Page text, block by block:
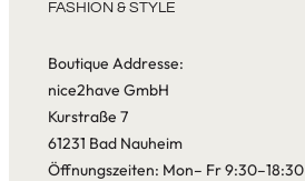
FASHION & STYLE
Boutique Addresse:
nice2have GmbH
Kurstraße 7
61231 Bad Nauheim
Öffnungszeiten: Mon– Fr 9:30–18:30